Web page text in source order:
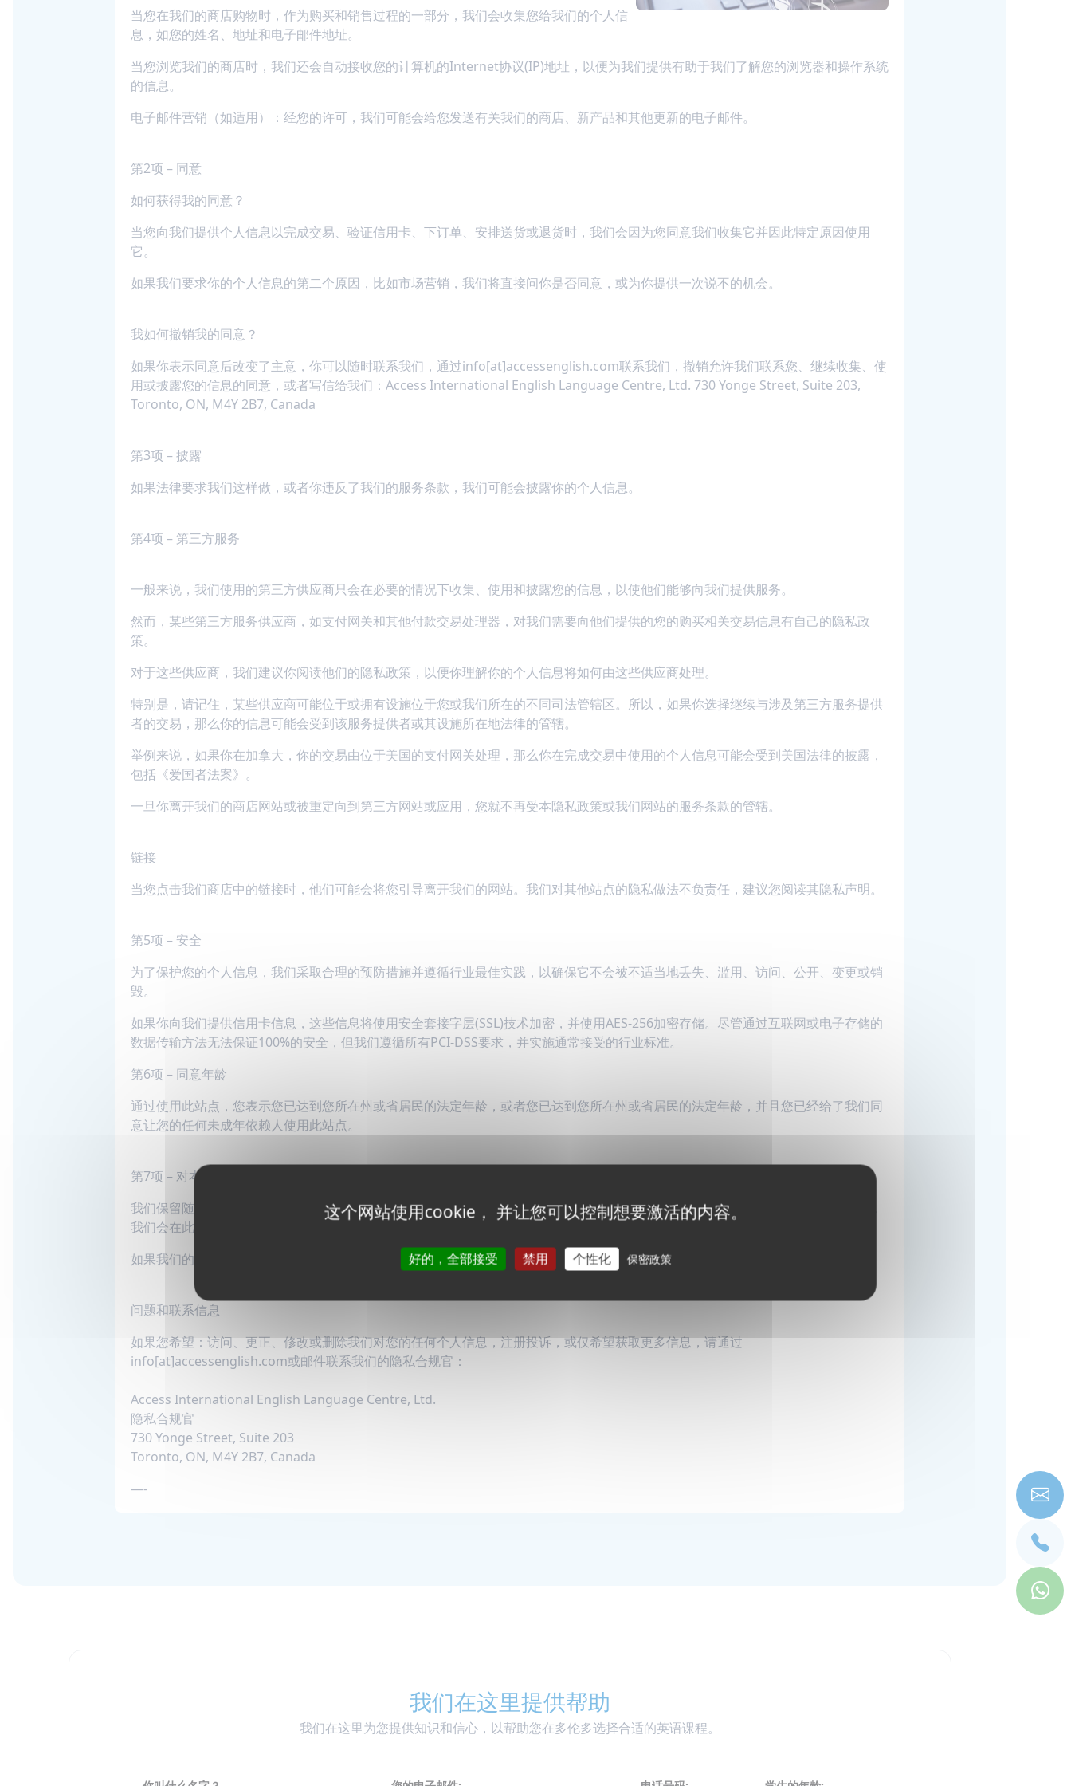
当您在我们的商店购物时，作为购买和销售过程的一部分，我们会收集您给我们的个人信
息，如您的姓名、地址和电子邮件地址。
当您浏览我们的商店时，我们还会自动接收您的计算机的Internet协议(IP)地址，以便为我们提供有助于我们了解您的浏览器和操作系统
的信息。
电子邮件营销（如适用）：经您的许可，我们可能会给您发送有关我们的商店、新产品和其他更新的电子邮件。
第2项 – 同意
如何获得我的同意？
当您向我们提供个人信息以完成交易、验证信用卡、下订单、安排送货或退货时，我们会因为您同意我们收集它并因此特定原因使用
它。
如果我们要求你的个人信息的第二个原因，比如市场营销，我们将直接问你是否同意，或为你提供一次说不的机会。
我如何撤销我的同意？
如果你表示同意后改变了主意，你可以随时联系我们，通过info[at]accessenglish.com联系我们，撤销允许我们联系您、继续收集、使
用或披露您的信息的同意，或者写信给我们：Access International English Language Centre, Ltd. 730 Yonge Street, Suite 203,
Toronto, ON, M4Y 2B7, Canada
第3项 – 披露
如果法律要求我们这样做，或者你违反了我们的服务条款，我们可能会披露你的个人信息。
第4项 – 第三方服务
一般来说，我们使用的第三方供应商只会在必要的情况下收集、使用和披露您的信息，以使他们能够向我们提供服务。
然而，某些第三方服务供应商，如支付网关和其他付款交易处理器，对我们需要向他们提供的您的购买相关交易信息有自己的隐私政
策。
对于这些供应商，我们建议你阅读他们的隐私政策，以便你理解你的个人信息将如何由这些供应商处理。
特别是，请记住，某些供应商可能位于或拥有设施位于您或我们所在的不同司法管辖区。所以，如果你选择继续与涉及第三方服务提供
者的交易，那么你的信息可能会受到该服务提供者或其设施所在地法律的管辖。
举例来说，如果你在加拿大，你的交易由位于美国的支付网关处理，那么你在完成交易中使用的个人信息可能会受到美国法律的披露，
包括《爱国者法案》。
一旦你离开我们的商店网站或被重定向到第三方网站或应用，您就不再受本隐私政策或我们网站的服务条款的管辖。
链接
当您点击我们商店中的链接时，他们可能会将您引导离开我们的网站。我们对其他站点的隐私做法不负责任，建议您阅读其隐私声明。
第5项 – 安全
为了保护您的个人信息，我们采取合理的预防措施并遵循行业最佳实践，以确保它不会被不适当地丢失、滥用、访问、公开、变更或销
毁。
如果你向我们提供信用卡信息，这些信息将使用安全套接字层(SSL)技术加密，并使用AES-256加密存储。尽管通过互联网或电子存储的
数据传输方法无法保证100%的安全，但我们遵循所有PCI-DSS要求，并实施通常接受的行业标准。
第6项 – 同意年龄
通过使用此站点，您表示您已达到您所在州或省居民的法定年龄，或者您已达到您所在州或省居民的法定年龄，并且您已经给了我们同
意让您的任何未成年依赖人使用此站点。
第7项 – 对本隐私政策的更改
我们保留随时修改本隐私政策的权利，所以请您经常查阅。更改和澄清将立即在网站上发布后生效。如果我们对在此政策的实质更改，
我们会在此通知您更新，以便您了解我们收集的信息、我们如何使用它，以及在何种情况下（如果有的话）我们使用和/或披露它。
如果我们的商店被收购或与另一家公司合并，您的信息可能会被转让给新的所有者，以便我们继续向您售卖产品。
问题和联系信息
如果您希望：访问、更正、修改或删除我们对您的任何个人信息，注册投诉，或仅希望获取更多信息，请通过
info[at]accessenglish.com或邮件联系我们的隐私合规官：
Access International English Language Centre, Ltd.
隐私合规官
730 Yonge Street, Suite 203
Toronto, ON, M4Y 2B7, Canada
—-
我们在这里提供帮助
我们在这里为您提供知识和信心，以帮助您在多伦多选择合适的英语课程。
这个网站使用cookie， 并让您可以控制想要激活的内容。
好的，全部接受 禁用 个性化 保密政策